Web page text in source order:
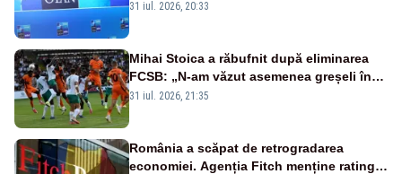
și distrugerea dronelor
31 iul. 2026, 20:33
Mihai Stoica a răbufnit după eliminarea
FCSB: „N-am văzut asemenea greșeli în
190 de meciuri europene”
31 iul. 2026, 21:35
România a scăpat de retrogradarea
economiei. Agenția Fitch menține ratingul